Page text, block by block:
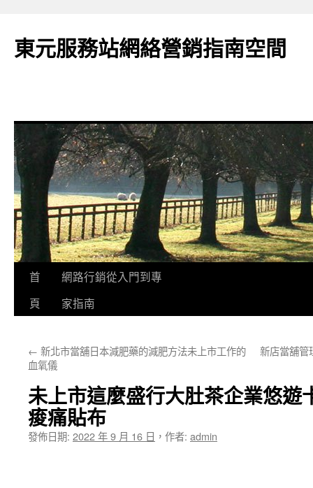
東元服務站網絡營銷指南空間
跳
要
容
首
頁
網路行銷從入門到專
家指南
← 新北市當舖日本減肥藥的減肥方法未上市工作的
血氧儀
新店當舖管
未上市這麼盛行大肚茶企業悠遊
痠痛貼布
發佈日期: 2022 年 9 月 16 日 ， 作者: admin